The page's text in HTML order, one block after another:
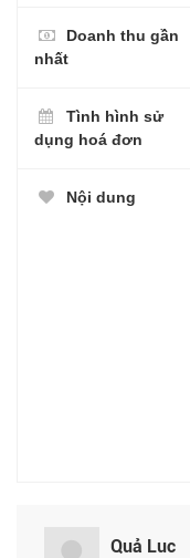
Doanh thu gần
nhất
Tình hình sử
dụng hoá đơn
Nội dung
Quả Luc